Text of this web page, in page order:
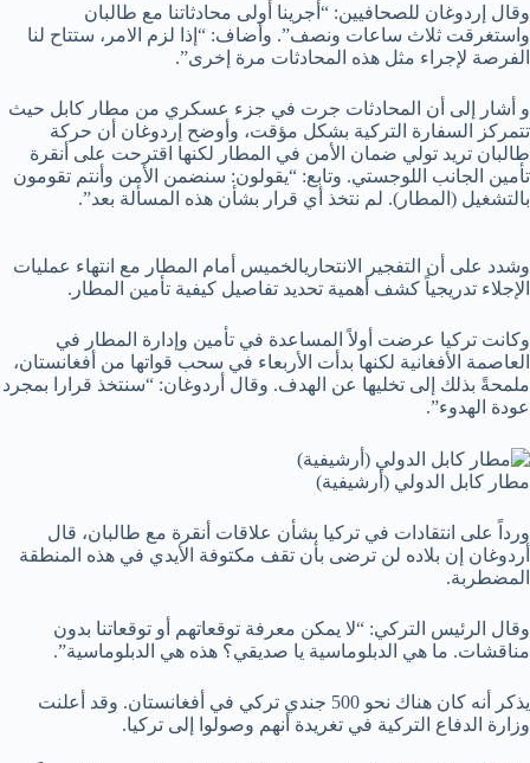
وقال إردوغان للصحافيين: “أجرينا أولى محادثاتنا مع طالبان
واستغرقت ثلاث ساعات ونصف”. وأضاف: “إذا لزم الامر، ستتاح لنا
الفرصة لإجراء مثل هذه المحادثات مرة إخرى”.
و أشار إلى أن المحادثات جرت في جزء عسكري من مطار كابل حيث
تتمركز السفارة التركية بشكل مؤقت، وأوضح إردوغان أن حركة
طالبان تريد تولي ضمان الأمن في المطار لكنها اقترحت على أنقرة
تأمين الجانب اللوجستي. وتابع: “يقولون: سنضمن الأمن وأنتم تقومون
بالتشغيل (المطار). لم نتخذ أي قرار بشأن هذه المسألة بعد”.
وشدد على أن التفجير الانتحاريالخميس أمام المطار مع انتهاء عمليات
الإجلاء تدريجياً كشف أهمية تحديد تفاصيل كيفية تأمين المطار.
وكانت تركيا عرضت أولاً المساعدة في تأمين وإدارة المطار في
العاصمة الأفغانية لكنها بدأت الأربعاء في سحب قواتها من أفغانستان،
ملمحةً بذلك إلى تخليها عن الهدف. وقال أردوغان: “سنتخذ قرارا بمجرد
عودة الهدوء”.
مطار كابل الدولي (أرشيفية)
ورداً على انتقادات في تركيا بشأن علاقات أنقرة مع طالبان، قال
أردوغان إن بلاده لن ترضى بأن تقف مكتوفة الأيدي في هذه المنطقة
المضطربة.
وقال الرئيس التركي: “لا يمكن معرفة توقعاتهم أو توقعاتنا بدون
مناقشات. ما هي الدبلوماسية يا صديقي؟ هذه هي الدبلوماسية”.
يذكر أنه كان هناك نحو 500 جندي تركي في أفغانستان. وقد أعلنت
وزارة الدفاع التركية في تغريدة أنهم وصولوا إلى تركيا.